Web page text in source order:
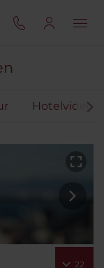
Hotelvideo
22